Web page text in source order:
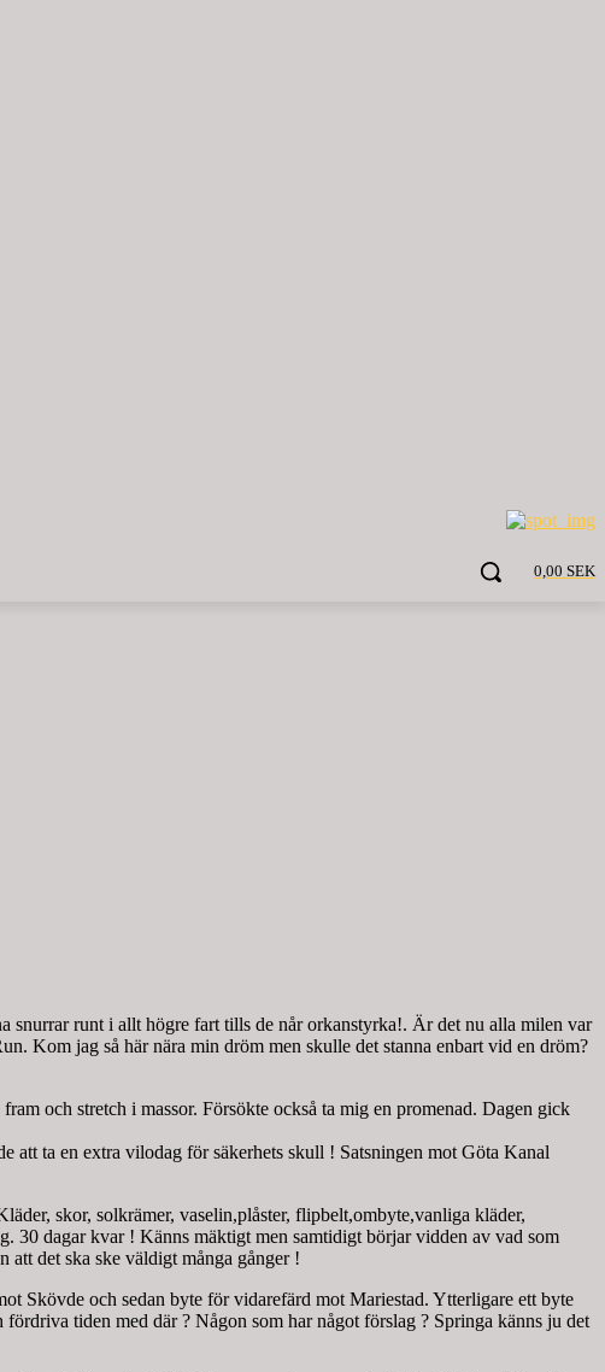
0,00 SEK
snurrar runt i allt högre fart tills de når orkanstyrka!. Är det nu alla milen var
Kom jag så här nära min dröm men skulle det stanna enbart vid en dröm?
och stretch i massor. Försökte också ta mig en promenad. Dagen gick
att ta en extra vilodag för säkerhets skull ! Satsningen mot Göta Kanal
skor, solkrämer, vaselin,plåster, flipbelt,ombyte,vanliga kläder,
30 dagar kvar ! Känns mäktigt men samtidigt börjar vidden av vad som
det ska ske väldigt många gånger !
Skövde och sedan byte för vidarefärd mot Mariestad. Ytterligare ett byte
tiden med där ? Någon som har något förslag ? Springa känns ju det